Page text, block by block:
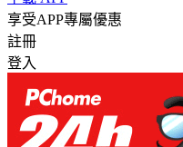
享受APP專屬優惠
註冊
登入